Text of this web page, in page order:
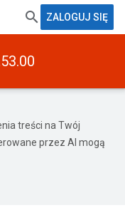
ZALOGUJ SIĘ
treści na Twój
przez AI mogą